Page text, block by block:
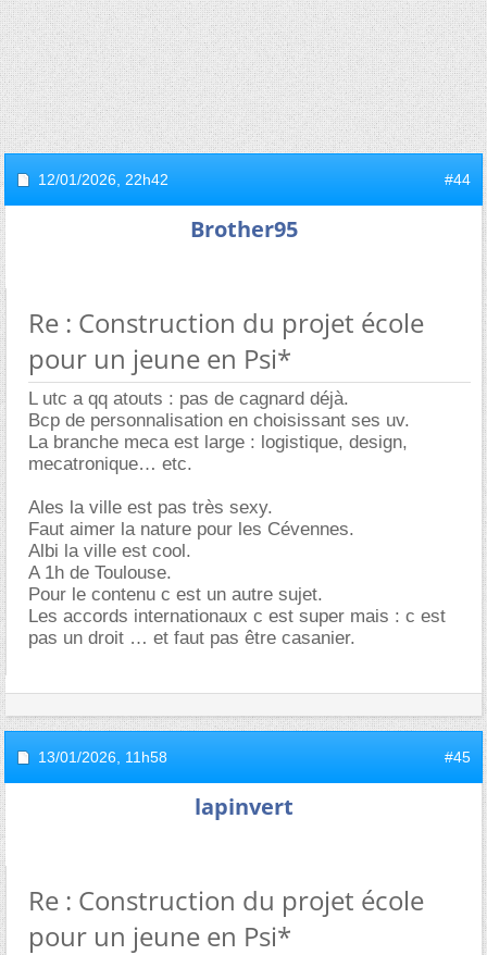
12/01/2026, 22h42 #44
Brother95
Re : Construction du projet école
pour un jeune en Psi*
L utc a qq atouts : pas de cagnard déjà.
Bcp de personnalisation en choisissant ses uv.
La branche meca est large : logistique, design,
mecatronique… etc.
Ales la ville est pas très sexy.
Faut aimer la nature pour les Cévennes.
Albi la ville est cool.
A 1h de Toulouse.
Pour le contenu c est un autre sujet.
Les accords internationaux c est super mais : c est
pas un droit … et faut pas être casanier.
13/01/2026, 11h58 #45
lapinvert
Re : Construction du projet école
pour un jeune en Psi*